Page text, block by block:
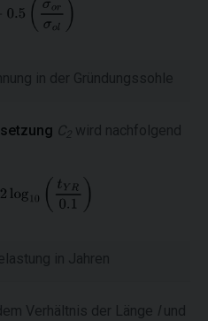
in der Gründungssohle
C2
wird nachfolgend
in Jahren
Verhältnis der Länge lund